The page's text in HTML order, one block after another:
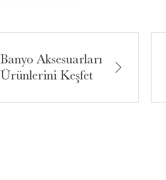
Banyo Aksesuarları
Ürünlerini Keşfet